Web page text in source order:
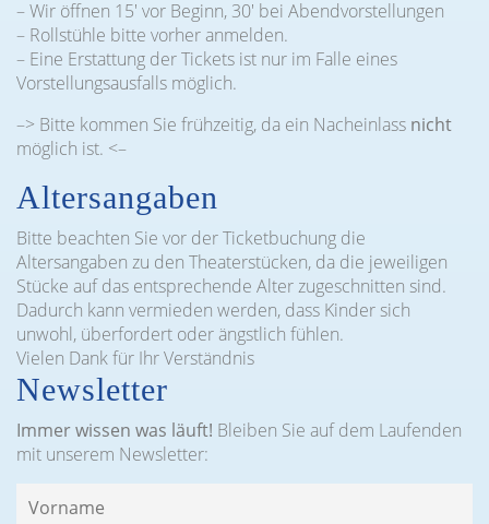
– Wir öffnen 15′ vor Beginn, 30′ bei Abendvorstellungen
– Rollstühle bitte vorher anmelden.
– Eine Erstattung der Tickets ist nur im Falle eines
Vorstellungsausfalls möglich.
–> Bitte kommen Sie frühzeitig, da ein Nacheinlass nicht
möglich ist. <–
Altersangaben
Bitte beachten Sie vor der Ticketbuchung die
Altersangaben zu den Theaterstücken, da die jeweiligen
Stücke auf das entsprechende Alter zugeschnitten sind.
Dadurch kann vermieden werden, dass Kinder sich
unwohl, überfordert oder ängstlich fühlen.
Vielen Dank für Ihr Verständnis
Newsletter
Immer wissen was läuft! Bleiben Sie auf dem Laufenden
mit unserem Newsletter: